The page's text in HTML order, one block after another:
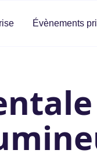
Évènements